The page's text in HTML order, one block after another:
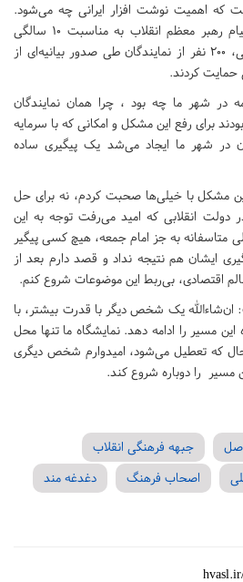
که اهمیت نوشت افزار ایرانی چه می‌شود.
همین دو هفته پیش بعد از پیام رهبر معظم انقلاب به مناسبت ۱۰ سالگی
جریان مردمی نوشت افزار ایرانی، ۲۰۰ نفر از نمایندگان طی صدور بیانیه‌ای از
حمایت کردند.
در شهر ما چه بود ، چرا همان نمایندگان
بودند برای رفع این مشکل و امکانی که با سرمایه
در شهر ما ایجاد می‌شد یک پیگیری ساده
مشکل با خیلی‌ها صحبت کردم، نه برای حل
دولت انقلابی که امید می‌رفت توجه به این
متاسفانه به جز امام جمعه، هیچ کسی پیگیر
ایشان هم نتیجه نداد و قصد دارم بعد از
اقتصادی، بی‌ربط این موضوعات شروع کنم.
یک شخص دیگر با قدرت بیشتر، با
این مسیر را ادامه دهد. نمایشگاه ما تنها محل
حال که تعطیل می‌شود، امیدوارم شخص دیگری
مسیر را دوباره شروع کند.
جبهه فرهنگی انقلاب
اصحاب فرهنگ
دغدغه مند